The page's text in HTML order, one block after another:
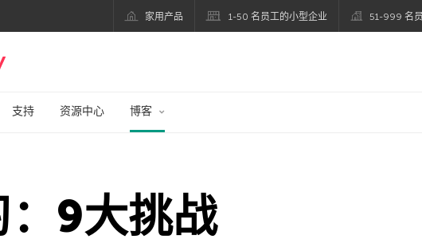
家用产品 1-50 名员工的小型企业 51-999 名
方博客
支持 资源中心 博客
9大挑战